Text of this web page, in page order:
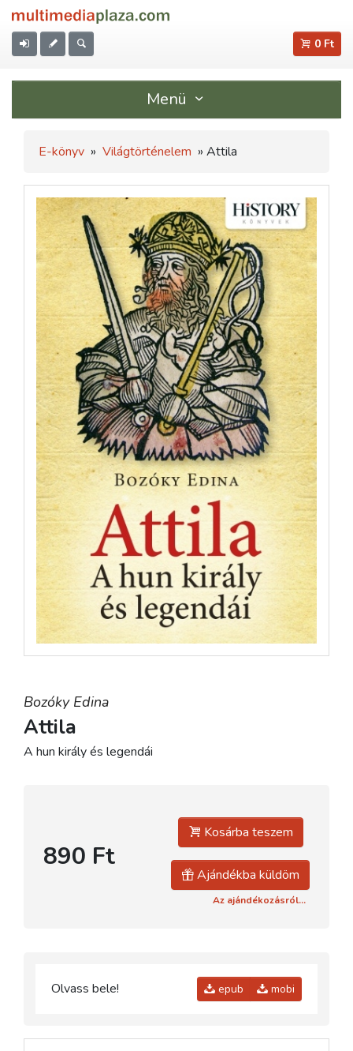
0 Ft
Menü
E-könyv » Világtörténelem » Attila
Bozóky Edina
Attila
A hun király és legendái
890 Ft
Kosárba teszem
Ajándékba küldöm
Az ajándékozásról...
Olvass bele! epub mobi